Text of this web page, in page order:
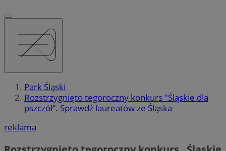
Park Śląski
Rozstrzygnięto tegoroczny konkurs "Śląskie dla
pszczół”. Sprawdź laureatów ze Śląska
reklama